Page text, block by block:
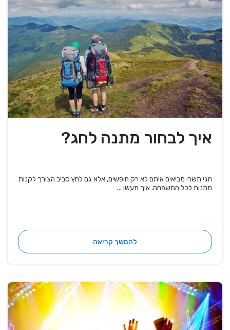
איך לבחור מתנה לחג?
חגי תשרי מביאים איתם לא רק חופשים, אלא גם לחץ סביב הצורך לקנות
מתנות לכל המשפחה. איך תעשו ...
להמשך קריאה